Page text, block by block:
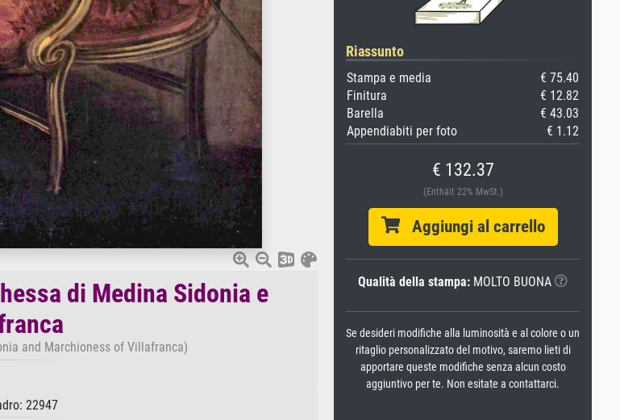
di Medina Sidonia e
and Marchioness of Villafranca)
22947
Riassunto
Stampa e media
€ 75.40
Finitura
€ 12.82
Barella
€ 43.03
Appendiabiti per foto
€ 1.12
€ 132.37
(Enthält 22% MwSt.)
Aggiungi al carrello
Qualità della stampa: MOLTO BUONA
Se desideri modifiche alla luminosità e al colore o un
ritaglio personalizzato del motivo, saremo lieti di
apportare queste modifiche senza alcun costo
aggiuntivo per te. Non esitate a contattarci.